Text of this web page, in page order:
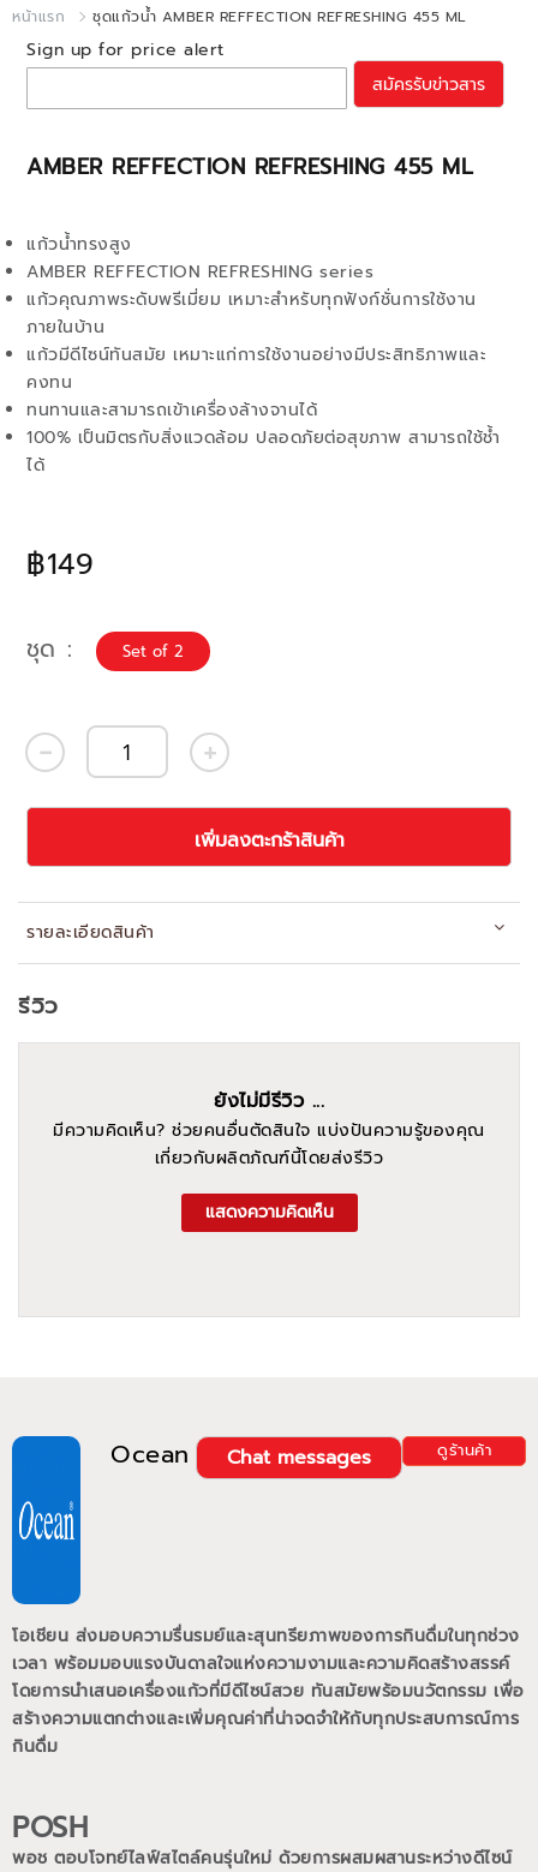
หน้าแรก ชุดแก้วน้ำ AMBER REFFECTION REFRESHING 455 ML
AMBER REFFECTION REFRESHING 455 ML
฿149
แก้วน้ำทรงสูง
AMBER REFFECTION REFRESHING series
แก้วคุณภาพระดับพรีเมี่ยม เหมาะสำหรับทุกฟังก์ชั่นการใช้งาน
ภายในบ้าน
แก้วมีดีไซน์ทันสมัย เหมาะแก่การใช้งานอย่างมีประสิทธิภาพและ
คงทน
ทนทานและสามารถเข้าเครื่องล้างจานได้
100% เป็นมิตรกับสิ่งแวดล้อม ปลอดภัยต่อสุขภาพ สามารถใช้ช้ำ
ได้
Sign up for price alert
สมัครรับข่าวสาร
ชุด Set of 2
เพิ่มลงตะกร้าสินค้า
รายละเอียดสินค้า
Ocean ดูร้านค้า
Chat messages
โอเชียน ส่งมอบความรื่นรมย์และสุนทรียภาพของการกินดื่มในทุกช่วง
เวลา พร้อมมอบแรงบันดาลใจแห่งความงามและความคิดสร้างสรรค์
โดยการนำเสนอเครื่องแก้วที่มีดีไซน์สวย ทันสมัยพร้อมนวัตกรรม เพื่อ
สร้างความแตกต่างและเพิ่มคุณค่าที่น่าจดจำให้กับทุกประสบการณ์การ
กินดื่ม
POSH
พอช ตอบโจทย์ไลฟ์สไตล์คนรุ่นใหม่ ด้วยการผสมผสานระหว่างดีไซน์
รีวิว
ยังไม่มีรีวิว ...
มีความคิดเห็น? ช่วยคนอื่นตัดสินใจ แบ่งปันความรู้ของคุณ
เกี่ยวกับผลิตภัณฑ์นี้โดยส่งรีวิว
แสดงความคิดเห็น